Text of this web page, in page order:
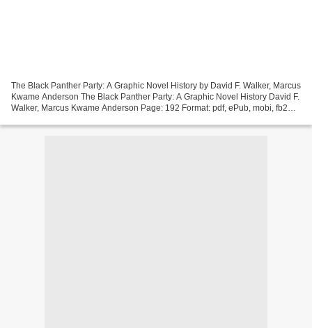
The Black Panther Party: A Graphic Novel History by David F. Walker, Marcus
Kwame Anderson The Black Panther Party: A Graphic Novel History David F.
Walker, Marcus Kwame Anderson Page: 192 Format: pdf, ePub, mobi, fb2